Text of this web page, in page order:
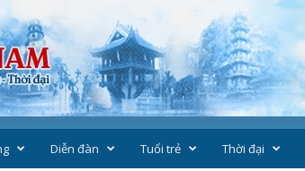
Diễn đàn Tuổi trẻ Thời đại